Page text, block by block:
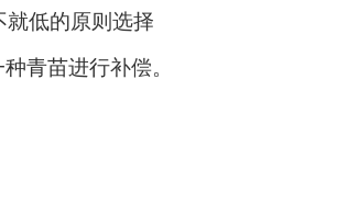
就低的原则选择
种青苗进行补偿。